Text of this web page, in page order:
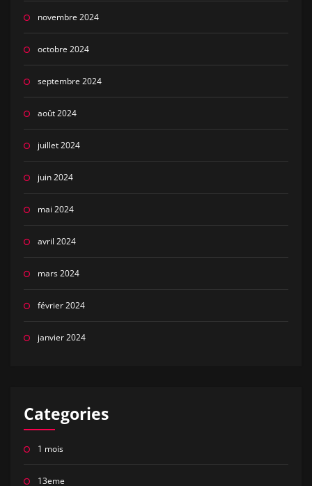
novembre 2024
octobre 2024
septembre 2024
août 2024
juillet 2024
juin 2024
mai 2024
avril 2024
mars 2024
février 2024
janvier 2024
Categories
1 mois
13eme